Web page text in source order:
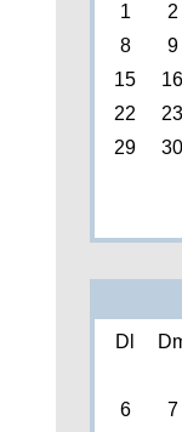
1
2
8
9
15
16
22
23
29
30
Dl
6
7